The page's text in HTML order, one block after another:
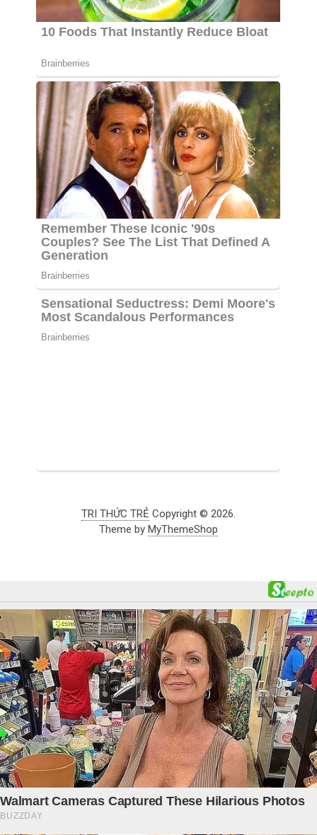
TRI THỨC TRẺ Copyright © 2026.
Theme by MyThemeShop